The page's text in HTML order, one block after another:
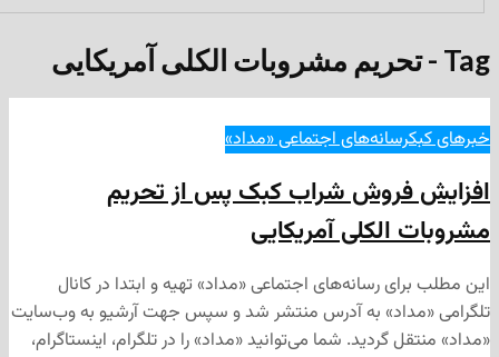
رسانه‌های اجتماعی «مداد»
شراب کبک پس از تحریم
آمریکایی
رسانه‌های اجتماعی «مداد» تهیه و ابتدا در کانال
به آدرس منتشر شد و سپس جهت آرشیو به وب‌سایت
گردید. شما می‌توانید «مداد» را در تلگرام، اینستاگرام،